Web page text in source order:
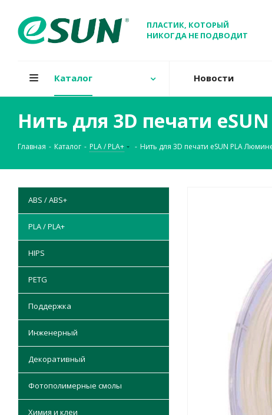
ПЛАСТИК, КОТОРЫЙ
НИКОГДА НЕ ПОДВОДИТ
Каталог Новости
Нить для 3D печати
Главная - Каталог - PLA / PLA+ - Нить для 3D печати eSUN PLA
ABS / ABS+
PLA / PLA+
HIPS
PETG
Поддержка
Инженерный
Декоративный
Фотополимерные смолы
Химия и клеи